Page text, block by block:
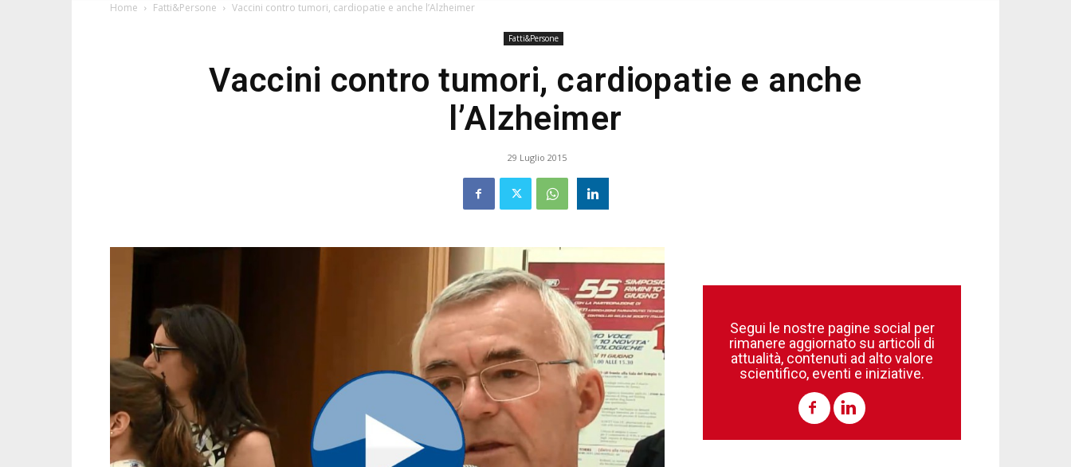
Home Fatti&Persone Vaccini contro tumori, cardiopatie e anche l’Alzheimer
Fatti&Persone
Vaccini contro tumori, cardiopatie e anche
l’Alzheimer
29 Luglio 2015
Segui le nostre pagine social per
rimanere aggiornato su articoli di
attualità, contenuti ad alto valore
scientifico, eventi e iniziative.